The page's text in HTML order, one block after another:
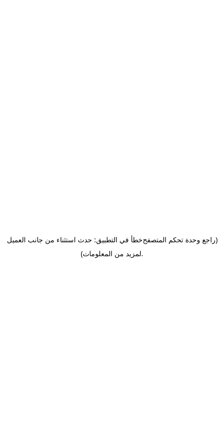
خطأ في التطبيق: حدث استثناء من جانب العميل(راجع وحدة تحكم المتصفح
لمزيد من المعلومات).